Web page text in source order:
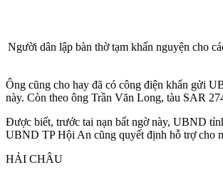
Người dân lập bàn thờ tạm khấn nguyện cho
Ông cũng cho hay đã có công điện khẩn gửi
này. Còn theo ông Trần Văn Long, tàu SAR
Được biết, trước tai nạn bất ngờ này, UBND
UBND TP Hội An cũng quyết định hỗ trợ cho
HẢI CHÂU